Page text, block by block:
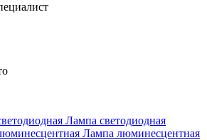
Лампа светодиодная
Лампа люминесцентная